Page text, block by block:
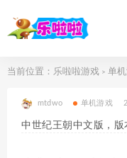
当前位置： 乐啦啦游戏 > 单
mtdwo 单机游戏
中世纪王朝中文版，